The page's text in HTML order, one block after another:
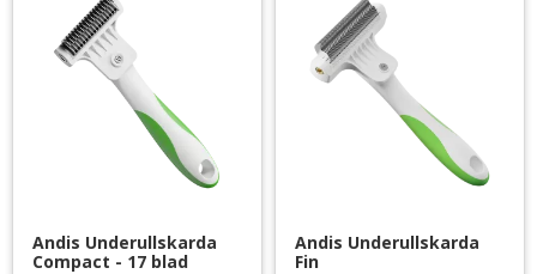
Andis Underullskarda
Compact - 17 blad
Andis Underullskarda
Fin